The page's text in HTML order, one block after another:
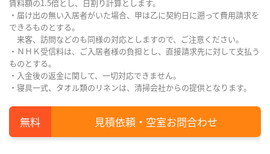
賃料額の1.5倍とし、日割り計算とします。
・届け出の無い入居者がいた場合、甲は乙に契約日に遡って費用請求を
できるものとする。
来客、訪問などのも同様の対応としますので、ご注意ください。
・ＮＨＫ受信料は、ご入居者様の負担とし、直接請求先に対して支払う
ものとする。
・入金後の返金に関して、一切対応できません。
・寝具一式、タオル類のリネンは、清掃会社からの提供となります。
見積依頼・空室お問合わせ